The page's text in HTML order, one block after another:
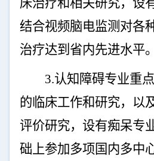
床治疗和相关研究，设
结合视频脑电监测对各
治疗达到省内先进水平。
3.认知障碍专业重
的临床工作和研究，以
评价研究，设有痴呆专
础上参加多项国内多中